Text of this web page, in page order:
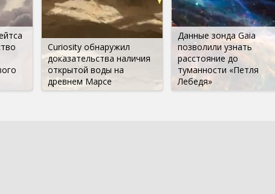
Curiosity обнаружил
доказательства наличия
открытой воды на
древнем Марсе
Данные зонда Gaia
позволили узнать
расстояние до
туманности «Петля
Лебедя»